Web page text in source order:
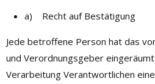
a) Recht auf Bestätigung
Jede betroffene Person hat das
und Verordnungsgeber
Verarbeitung Verantwortlichen